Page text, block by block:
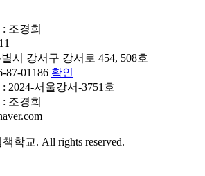
조경희
시 강서구 강서로 454, 508호
87-01186 확인
2024-서울강서-3751호
조경희
학교. All rights reserved.